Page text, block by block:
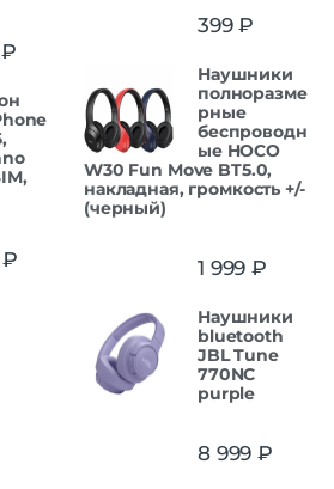
₽
₽
399₽
Наушники
полноразме
рные
беспроводн
ые HOCO
W30 Fun Move BT5.0,
накладная, громкость +/-
(черный)
1 999 ₽
Наушники
bluetooth
JBL Tune
770NC
purple
8 999 ₽